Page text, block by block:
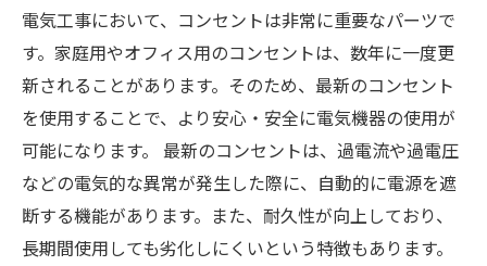
電気工事において、コンセントは非常に重要なパーツで
す。家庭用やオフィス用のコンセントは、数年に一度更
新されることがあります。そのため、最新のコンセント
を使用することで、より安心・安全に電気機器の使用が
可能になります。 最新のコンセントは、過電流や過電圧
などの電気的な異常が発生した際に、自動的に電源を遮
断する機能があります。また、耐久性が向上しており、
長期間使用しても劣化しにくいという特徴もあります。